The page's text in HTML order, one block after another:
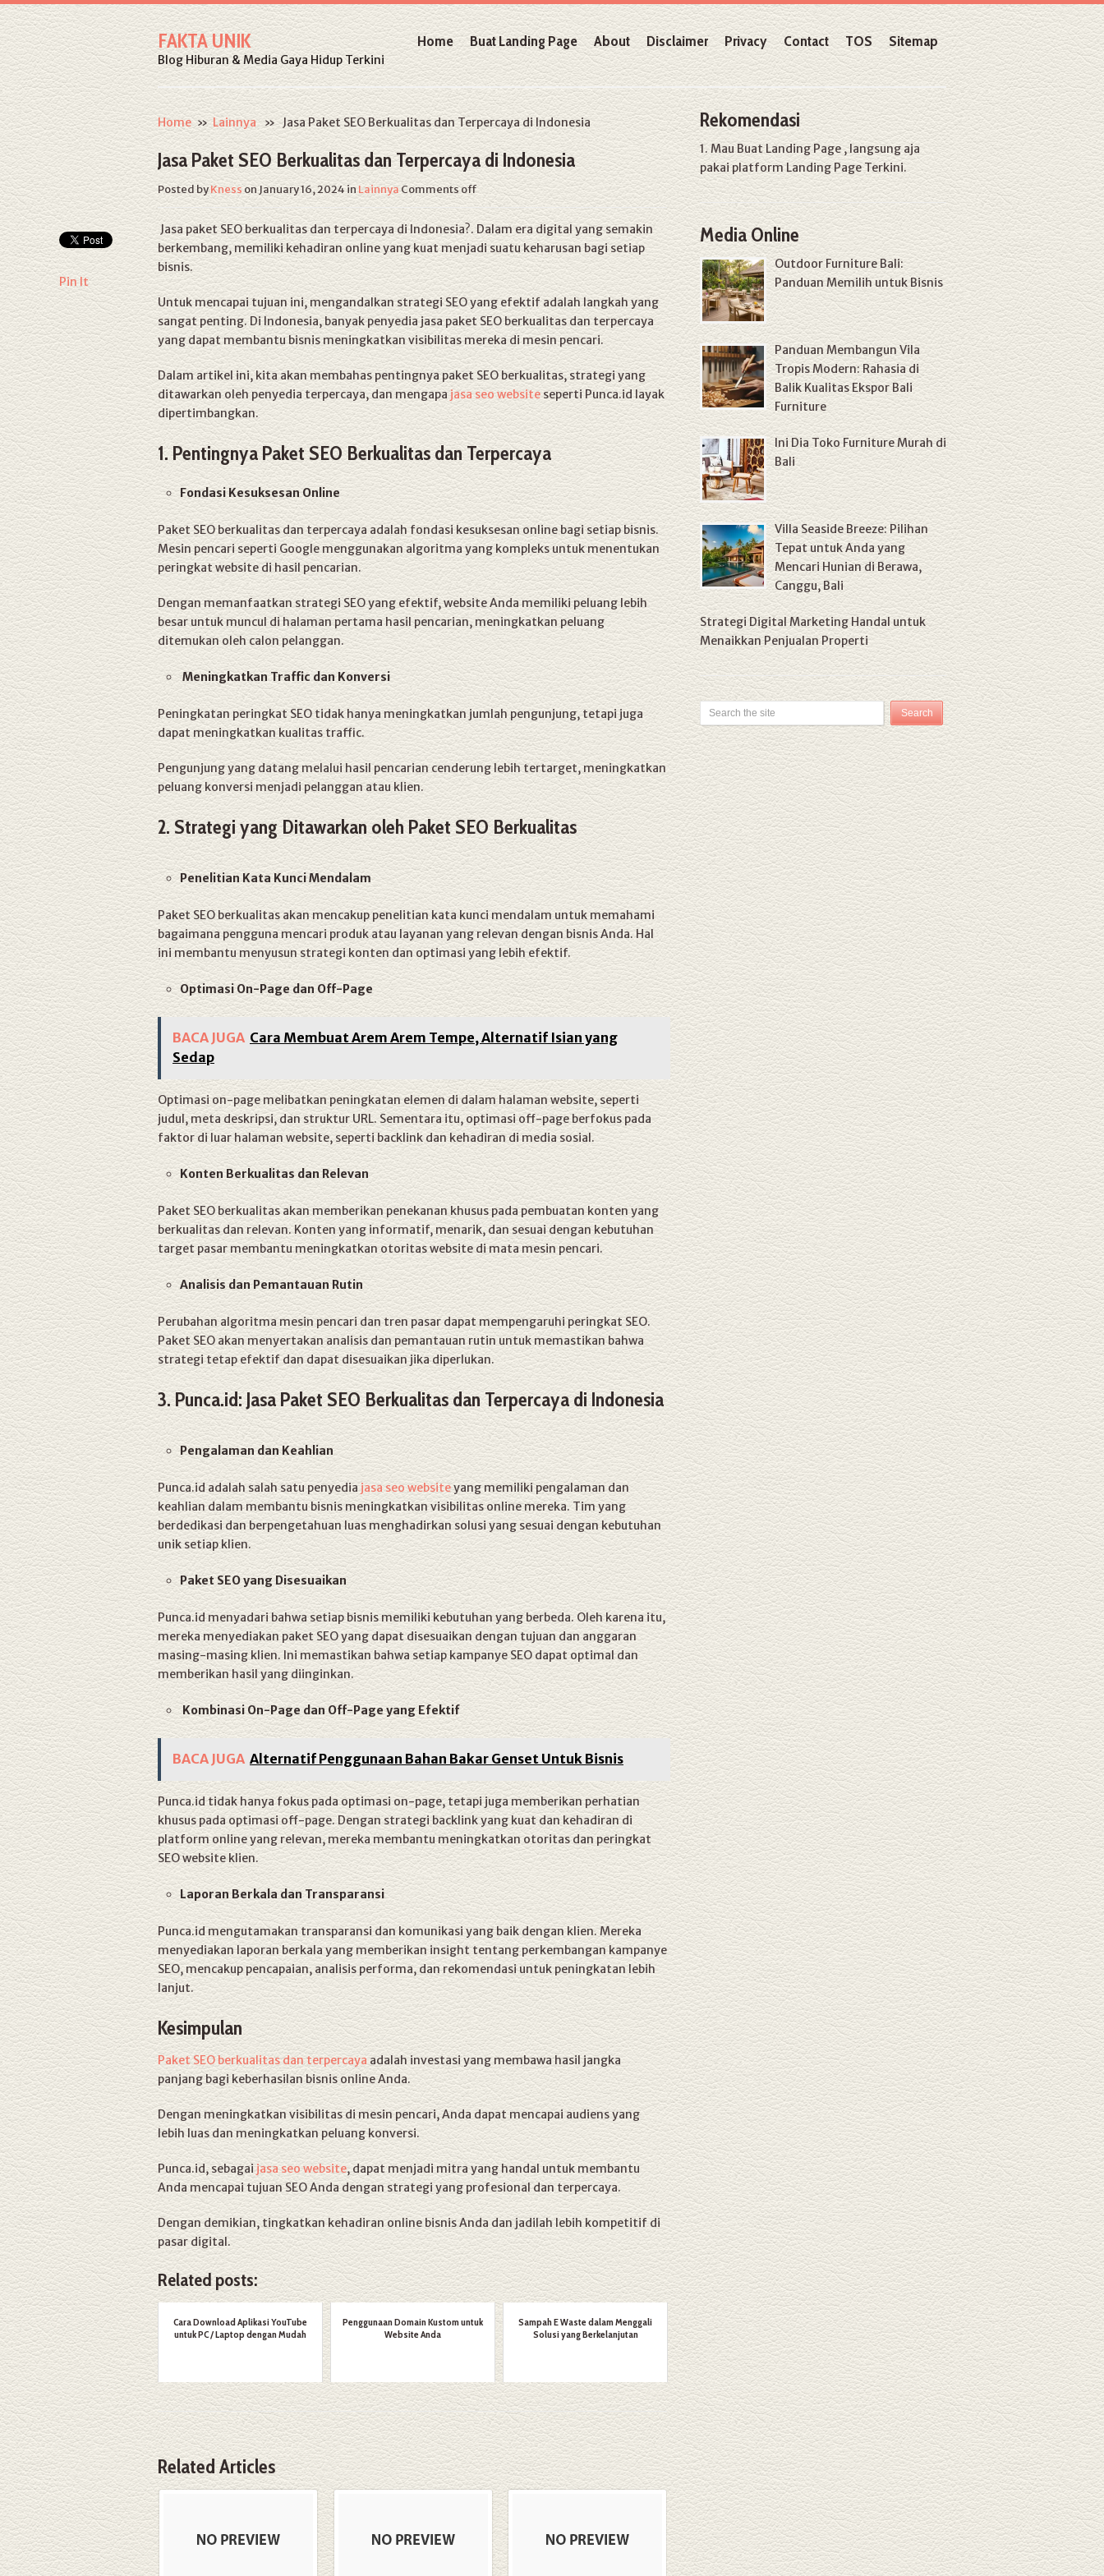
FAKTA UNIK
Blog Hiburan & Media Gaya Hidup Terkini
Home Buat Landing Page About Disclaimer Privacy Contact TOS Sitemap
Home»Lainnya» Jasa Paket SEO Berkualitas dan Terpercaya di Indonesia
Jasa Paket SEO Berkualitas dan Terpercaya di Indonesia
Posted byKnesson January 16, 2024in Lainnya Comments off
Pin It
Jasa paket SEO berkualitas dan terpercaya di Indonesia?. Dalam era digital yang semakin
berkembang, memiliki kehadiran online yang kuat menjadi suatu keharusan bagi setiap
bisnis.
Untuk mencapai tujuan ini, mengandalkan strategi SEO yang efektif adalah langkah yang
sangat penting. Di Indonesia, banyak penyedia jasa paket SEO berkualitas dan terpercaya
yang dapat membantu bisnis meningkatkan visibilitas mereka di mesin pencari.
Dalam artikel ini, kita akan membahas pentingnya paket SEO berkualitas, strategi yang
ditawarkan oleh penyedia terpercaya, dan mengapajasa seo websiteseperti Punca.id layak
dipertimbangkan.
1. Pentingnya Paket SEO Berkualitas dan Terpercaya
Fondasi Kesuksesan Online
Paket SEO berkualitas dan terpercaya adalah fondasi kesuksesan online bagi setiap bisnis.
Mesin pencari seperti Google menggunakan algoritma yang kompleks untuk menentukan
peringkat website di hasil pencarian.
Dengan memanfaatkan strategi SEO yang efektif, website Anda memiliki peluang lebih
besar untuk muncul di halaman pertama hasil pencarian, meningkatkan peluang
ditemukan oleh calon pelanggan.
Meningkatkan Traffic dan Konversi
Peningkatan peringkat SEO tidak hanya meningkatkan jumlah pengunjung, tetapi juga
dapat meningkatkan kualitas traffic.
Pengunjung yang datang melalui hasil pencarian cenderung lebih tertarget, meningkatkan
peluang konversi menjadi pelanggan atau klien.
2. Strategi yang Ditawarkan oleh Paket SEO Berkualitas
Penelitian Kata Kunci Mendalam
Paket SEO berkualitas akan mencakup penelitian kata kunci mendalam untuk memahami
bagaimana pengguna mencari produk atau layanan yang relevan dengan bisnis Anda. Hal
ini membantu menyusun strategi konten dan optimasi yang lebih efektif.
Optimasi On-Page dan Off-Page
BACA JUGA Cara Membuat Arem Arem Tempe, Alternatif Isian yang
Sedap
Optimasi on-page melibatkan peningkatan elemen di dalam halaman website, seperti
judul, meta deskripsi, dan struktur URL. Sementara itu, optimasi off-page berfokus pada
faktor di luar halaman website, seperti backlink dan kehadiran di media sosial.
Konten Berkualitas dan Relevan
Paket SEO berkualitas akan memberikan penekanan khusus pada pembuatan konten yang
berkualitas dan relevan. Konten yang informatif, menarik, dan sesuai dengan kebutuhan
target pasar membantu meningkatkan otoritas website di mata mesin pencari.
Analisis dan Pemantauan Rutin
Perubahan algoritma mesin pencari dan tren pasar dapat mempengaruhi peringkat SEO.
Paket SEO akan menyertakan analisis dan pemantauan rutin untuk memastikan bahwa
strategi tetap efektif dan dapat disesuaikan jika diperlukan.
3. Punca.id: Jasa Paket SEO Berkualitas dan Terpercaya di Indonesia
Pengalaman dan Keahlian
Punca.id adalah salah satu penyediajasa seo websiteyang memiliki pengalaman dan
keahlian dalam membantu bisnis meningkatkan visibilitas online mereka. Tim yang
berdedikasi dan berpengetahuan luas menghadirkan solusi yang sesuai dengan kebutuhan
unik setiap klien.
Paket SEO yang Disesuaikan
Punca.id menyadari bahwa setiap bisnis memiliki kebutuhan yang berbeda. Oleh karena itu,
mereka menyediakan paket SEO yang dapat disesuaikan dengan tujuan dan anggaran
masing-masing klien. Ini memastikan bahwa setiap kampanye SEO dapat optimal dan
memberikan hasil yang diinginkan.
Kombinasi On-Page dan Off-Page yang Efektif
BACA JUGA Alternatif Penggunaan Bahan Bakar Genset Untuk Bisnis
Punca.id tidak hanya fokus pada optimasi on-page, tetapi juga memberikan perhatian
khusus pada optimasi off-page. Dengan strategi backlink yang kuat dan kehadiran di
platform online yang relevan, mereka membantu meningkatkan otoritas dan peringkat
SEO website klien.
Laporan Berkala dan Transparansi
Punca.id mengutamakan transparansi dan komunikasi yang baik dengan klien. Mereka
menyediakan laporan berkala yang memberikan insight tentang perkembangan kampanye
SEO, mencakup pencapaian, analisis performa, dan rekomendasi untuk peningkatan lebih
lanjut.
Kesimpulan
Paket SEO berkualitas dan terpercaya adalah investasi yang membawa hasil jangka
panjang bagi keberhasilan bisnis online Anda.
Dengan meningkatkan visibilitas di mesin pencari, Anda dapat mencapai audiens yang
lebih luas dan meningkatkan peluang konversi.
Punca.id, sebagaijasa seo website, dapat menjadi mitra yang handal untuk membantu
Anda mencapai tujuan SEO Anda dengan strategi yang profesional dan terpercaya.
Dengan demikian, tingkatkan kehadiran online bisnis Anda dan jadilah lebih kompetitif di
pasar digital.
Related posts:
Cara Download Aplikasi YouTube
untuk PC / Laptop dengan Mudah
Penggunaan Domain Kustom untuk
Website Anda
Sampah E Waste dalam Menggali
Solusi yang Berkelanjutan
Related Articles
Rekomendasi
1. MauBuat Landing Page, langsung aja
pakai platform Landing Page Terkini.
Media Online
Outdoor Furniture Bali:
Panduan Memilih untuk Bisnis
Panduan Membangun Vila
Tropis Modern: Rahasia di
Balik Kualitas Ekspor Bali
Furniture
Ini Dia Toko Furniture Murah di
Bali
Villa Seaside Breeze: Pilihan
Tepat untuk Anda yang
Mencari Hunian di Berawa,
Canggu, Bali
Strategi Digital Marketing Handal untuk
Menaikkan Penjualan Properti